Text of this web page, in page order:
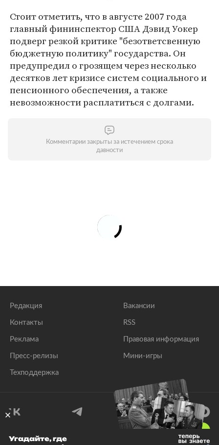
Стоит отметить, что в августе 2007 года
главный фининспектор США Дэвид Уокер
подверг резкой критике "безответсвенную
бюджетную политику" государства. Он
предупредил о грозящем через несколько
десятков лет кризисе систем социального и
пенсионного обеспечения, а также
невозможности расплатиться с долгами.
Комментарии закрыты за истечением срока
давности
Редакция
Контакты
Реклама
Пресс-релизы
Техподдержка
Вакансии
RSS
Правовая информация
Мини-игры
Угадайте, где